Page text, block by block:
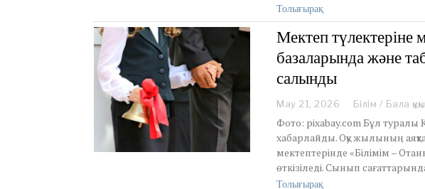
Толығырақ
Мектеп түлектеріне
базаларында және
салынды
May 21, 2026
y
2
1
,
Білім / Бала
Фото: pixabay.com Бұл туралы
хабарлайды. Оқу жылының
мектептерінде «Білімім –
өткізіледі. Сынып
Толығырақ